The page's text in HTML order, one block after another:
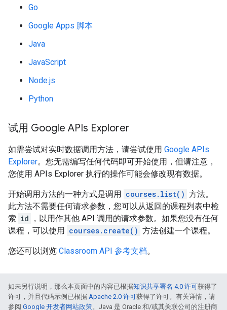
Go
Google Apps 脚本
Java
JavaScript
Node.js
Python
试用 Google APIs Explorer
如需尝试对实时数据调用方法，请尝试使用 Google APIs
Explorer。您无需编写任何代码即可开始使用，但请注意，
您使用 APIs Explorer 执行的操作可能会修改现有数据。
开始调用方法的一种方式是调用 courses.list() 方法。
此方法不需要任何请求参数，您可以从返回的课程列表中检
索 id
，以用作其他 API 调用的请求参数。如果您没有任何
课程，可以使用 courses.create() 方法创建一个课程。
您还可以浏览 Classroom API 参考文档。
如未另行说明，那么本页面中的内容已根据知识共享署名 4.0 许可获得了
许可，并且代码示例已根据 Apache 2.0 许可获得了许可。有关详情，请
参阅 Google 开发者网站政策。Java 是 Oracle 和/或其关联公司的注册商